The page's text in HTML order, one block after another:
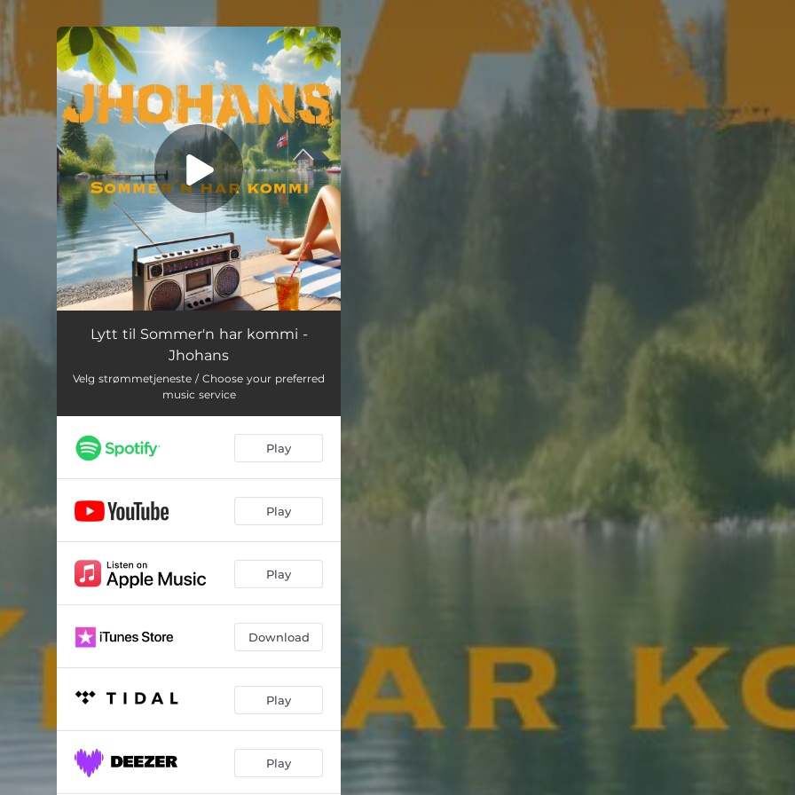
You're all set!
Sommer'n har kommi 03:28
Lytt til Sommer'n har kommi -
Jhohans
Velg strømmetjeneste / Choose your preferred
music service
Play
Play
Play
Download
Play
Play